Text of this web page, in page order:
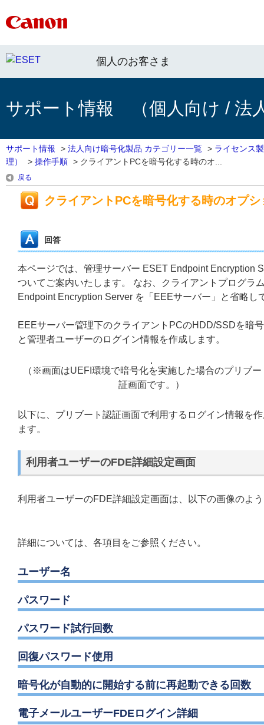
個人のお客さま
サポート情報 （個人向け / 法
サポート情報 > 法人向け暗号化製品 カテゴリー一覧 > ライセンス
理）
> 操作手順 > クライアントPCを暗号化する時のオ...
戻る
クライアントPCを暗号化する時のオプ
回答
本ページでは、管理サーバー ESET Endpoint Encryption
ついてご案内いたします。 なお、クライアントプログラ
Endpoint Encryption Server を「EEEサーバー」と省略し
EEEサーバー管理下のクライアントPCのHDD/SSDを暗
と管理者ユーザーのログイン情報を作成します。
（※画面はUEFI環境で暗号化を実施した場合のプリブー
証画面です。）
以下に、プリブート認証画面で利用するログイン情報を
ます。
利用者ユーザーのFDE詳細設定画面
利用者ユーザーのFDE詳細設定画面は、以下の画像のよ
詳細については、各項目をご参照ください。
ユーザー名
パスワード
パスワード試行回数
回復パスワード使用
暗号化が自動的に開始する前に再起動できる回数
電子メールユーザーFDEログイン詳細